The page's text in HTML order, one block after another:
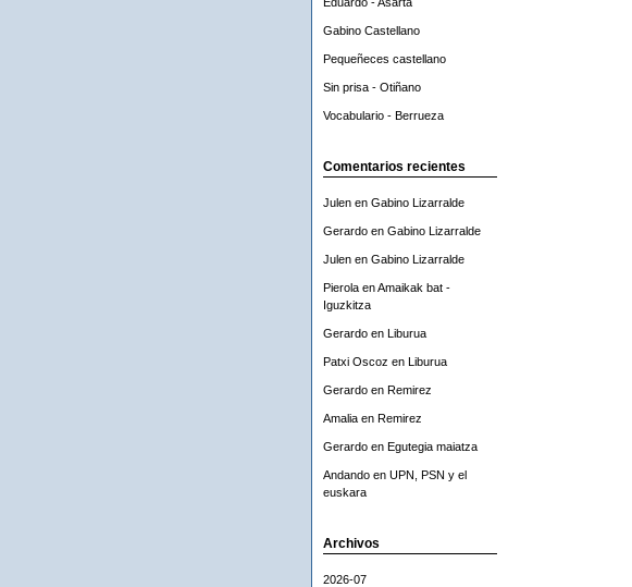
Gabino Castellano
Pequeñeces castellano
Sin prisa - Otiñano
Vocabulario - Berrueza
Comentarios recientes
Julenen Gabino Lizarralde
Gerardoen Gabino Lizarralde
Julenen Gabino Lizarralde
PierolaenAmaikak bat -
Iguzkitza
Gerardoen Liburua
Patxi Oscoz en Liburua
Gerardoen Remirez
Amaliaen Remirez
Gerardoen Egutegia maiatza
Andandoen UPN, PSN y el
euskara
Archivos
2026-07